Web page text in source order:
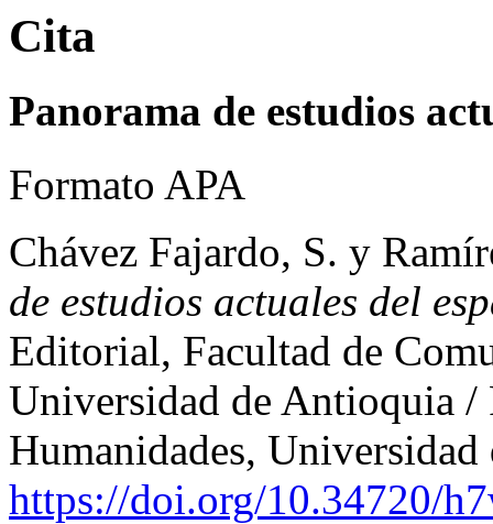
Cita
Panorama de estudios
Formato APA
Chávez Fajardo, S. y
de estudios actuales del
Editorial, Facultad de
Universidad de Antioquia
Humanidades,
https://doi.org/10.34720/